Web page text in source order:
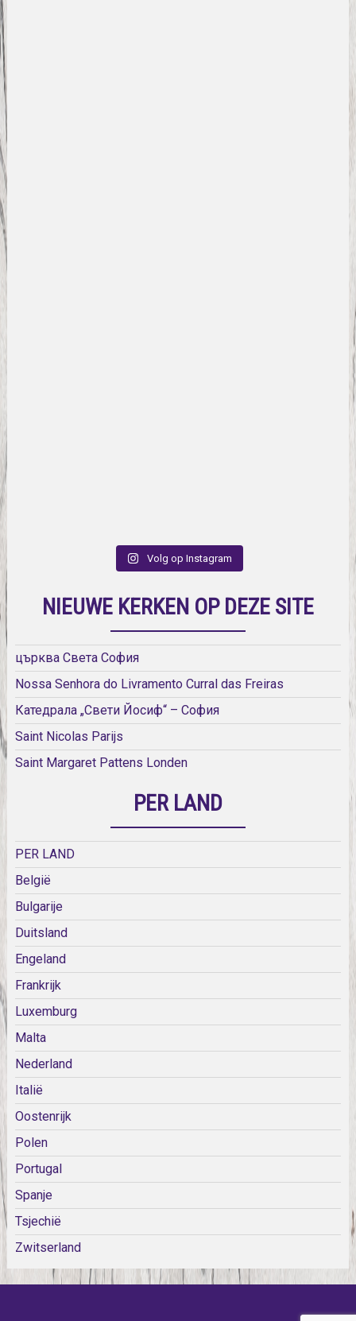
Volg op Instagram
NIEUWE KERKEN OP DEZE SITE
църква Света София
Nossa Senhora do Livramento Curral das Freiras
Катедрала „Свети Йосиф“ – София
Saint Nicolas Parijs
Saint Margaret Pattens Londen
PER LAND
PER LAND
België
Bulgarije
Duitsland
Engeland
Frankrijk
Luxemburg
Malta
Nederland
Italië
Oostenrijk
Polen
Portugal
Spanje
Tsjechië
Zwitserland